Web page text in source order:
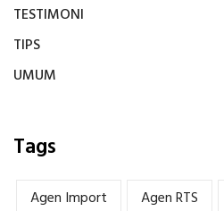
TESTIMONI
TIPS
UMUM
Tags
Agen Import Agen RTS